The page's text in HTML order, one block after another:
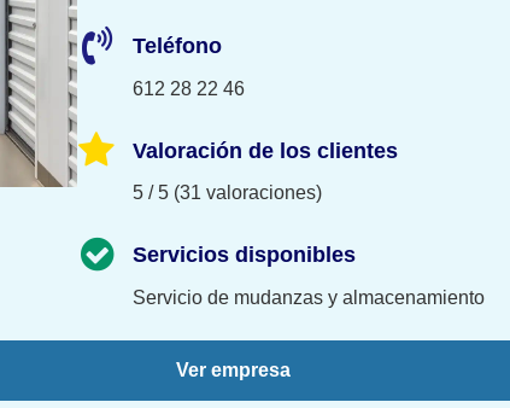
Teléfono
612 28 22 46
Valoración de los clientes
5 / 5 (31 valoraciones)
Servicios disponibles
Servicio de mudanzas y almacenamiento
Ver empresa